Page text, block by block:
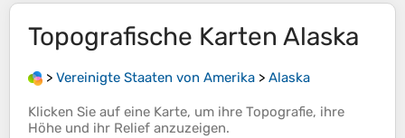
Topografische Karten Alaska
> Vereinigte Staaten von Amerika > Alaska
Klicken Sie auf eine Karte, um ihre Topografie, ihre
Höhe und ihr Relief anzuzeigen.